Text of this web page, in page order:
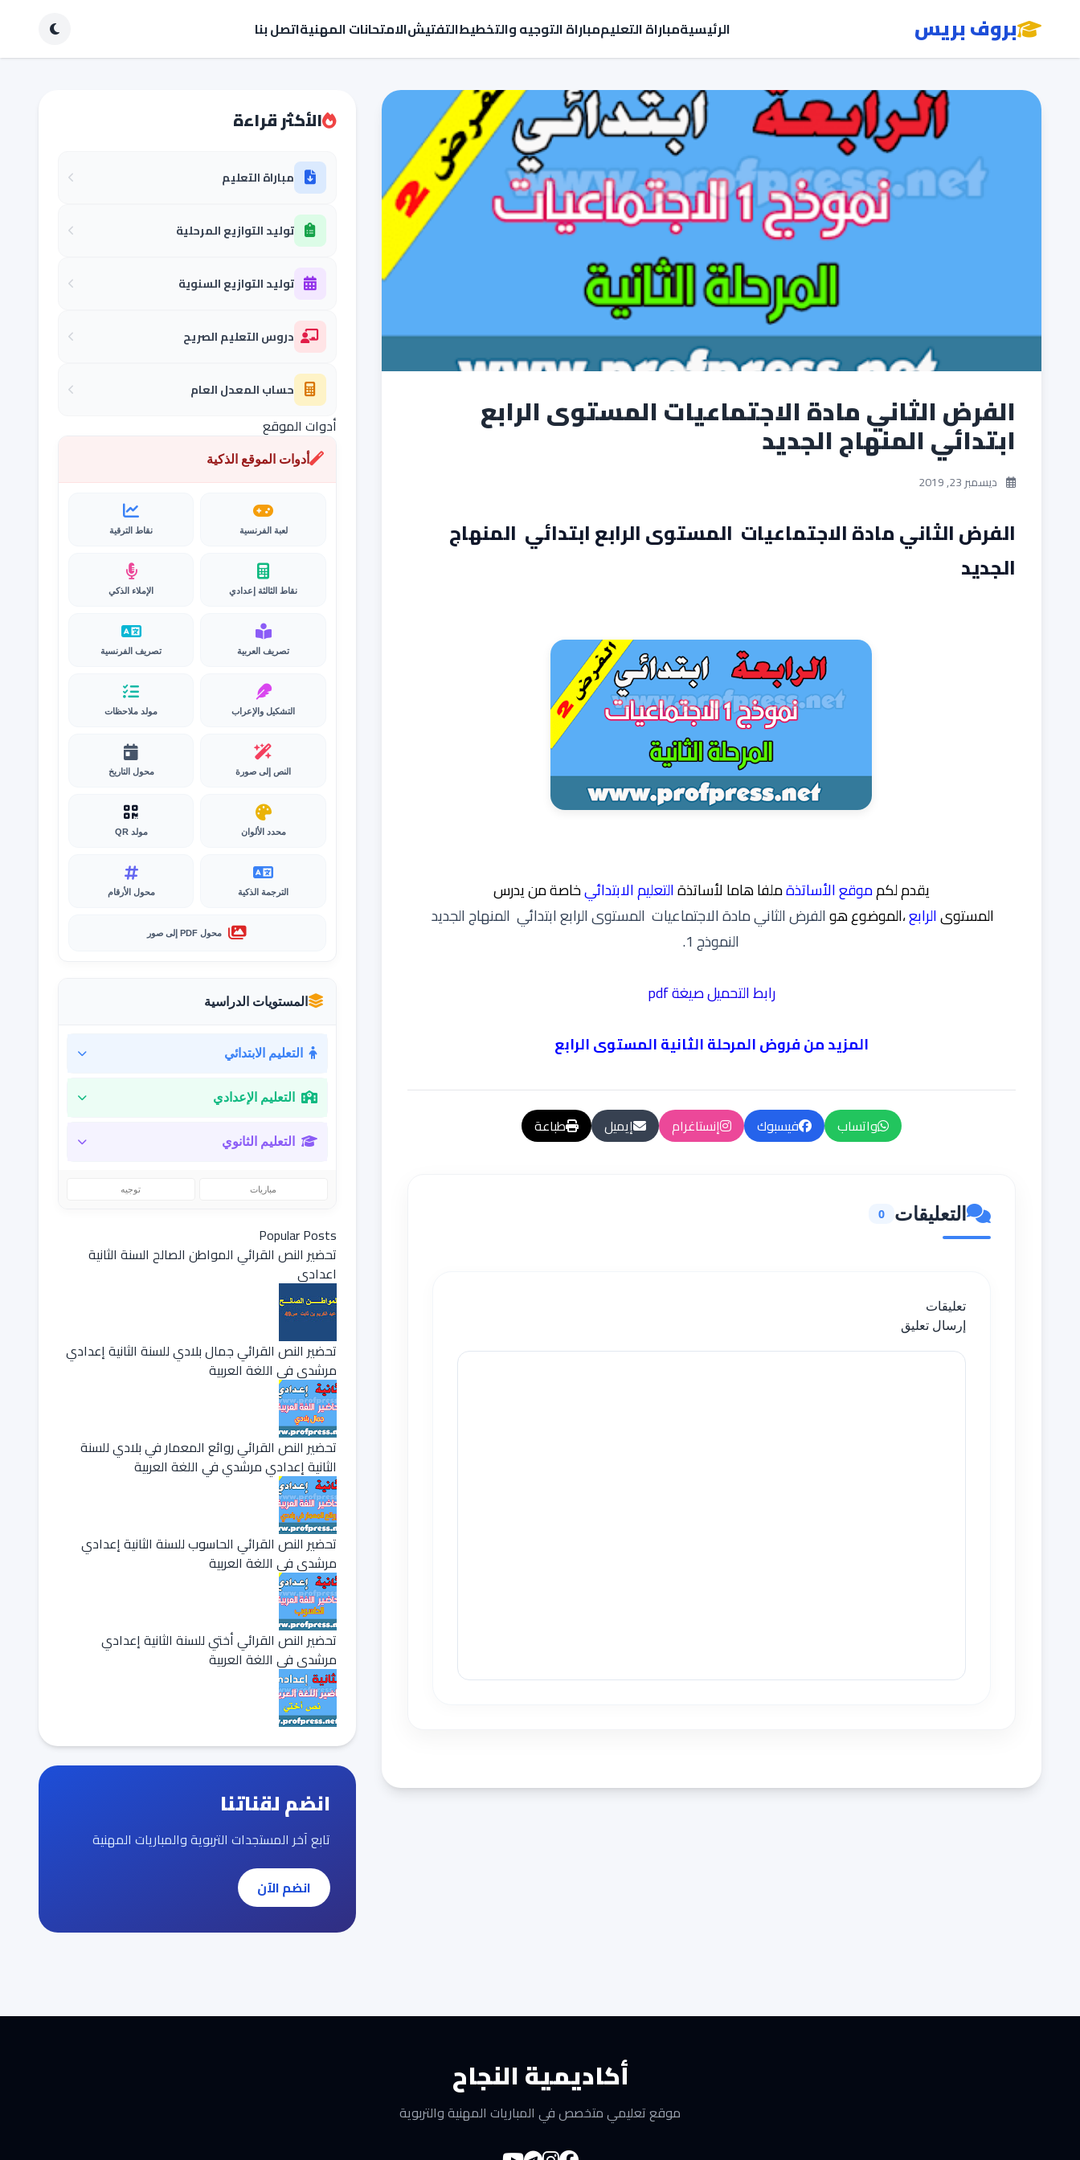
بروف بريس الرئيسيةمباراة التعليممباراة التوجيه والتخطيطالتفتيشالامتحانات المهنيةاتصل بنا
الفرض الثاني مادة الاجتماعيات المستوى الرابع
ابتدائي المنهاج الجديد
ديسمبر 23, 2019
الفرض الثاني مادة الاجتماعيات المستوى الرابع ابتدائي المنهاج
الجديد
يقدم لكمموقع الأساتذةملفا هاما لأساتذةالتعليم الابتدائيخاصة من يدرس
المستوىالرابع،الموضوعهوالفرض الثاني مادة الاجتماعيات المستوى الرابع ابتدائي المنهاج الجديد
النموذج 1.
رابط التحميل صيغة pdf
المزيد منفروض المرحلة الثانية المستوى الرابع
واتساب فيسبوك إنستاغرام إيميل طباعة
التعليقات 0
تعليقات
إرسال تعليق
الأكثر قراءة
مباراة التعليم
توليد التوازيع المرحلية
توليد التوازيع السنوية
دروس التعليم الصريح
حساب المعدل العام
أدوات الموقع
أدوات الموقع الذكية
لعبة الفرنسية نقاط الترقية
نقاط الثالثة إعدادي الإملاء الذكي
تصريف العربية تصريف الفرنسية
التشكيل والإعراب مولد ملاحظات
النص إلى صورة محول التاريخ
محدد الألوان مولد QR
الترجمة الذكية محول الأرقام
محول PDF إلى صور
المستويات الدراسية
التعليم الابتدائي
التعليم الإعدادي
التعليم الثانوي
مباريات توجيه
Popular Posts
تحضير النص القرائي المواطن الصالح السنة الثانية
اعدادي
تحضير النص القرائي جمال بلادي للسنة الثانية إعدادي
مرشدي في اللغة العربية
تحضير النص القرائي روائع المعمار في بلادي للسنة
الثانية إعدادي مرشدي في اللغة العربية
تحضير النص القرائي الحاسوب للسنة الثانية إعدادي
مرشدي في اللغة العربية
تحضير النص القرائي أختي للسنة الثانية إعدادي
مرشدي في اللغة العربية
انضم لقناتنا
تابع آخر المستجدات التربوية والمباريات المهنية
انضم الآن
أكاديمية النجاح
موقع تعليمي متخصص في المباريات المهنية والتربوية